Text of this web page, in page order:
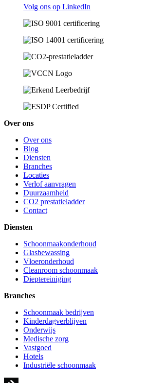
Volg ons op LinkedIn
Over ons
Over ons
Blog
Diensten
Branches
Locaties
Verlof aanvragen
Duurzaamheid
CO2 prestatieladder
Contact
Diensten
Schoonmaakonderhoud
Glasbewassing
Vloeronderhoud
Cleanroom schoonmaak
Dieptereiniging
Branches
Schoonmaak bedrijven
Kinderdagverblijven
Onderwijs
Medische zorg
Vastgoed
Hotels
Industriële schoonmaak